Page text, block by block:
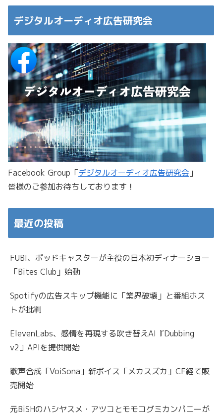
デジタルオーディオ広告研究会
Facebook Group「デジタルオーディオ広告研究会 」
皆様のご参加お待ちしております！
最近の投稿
FUBI、ポッドキャスターが主役の日本初ディナーショー
「Bites Club」始動
Spotifyの広告スキップ機能に「業界破壊」と番組ホス
トが批判
ElevenLabs、感情を再現する吹き替えAI『Dubbing
v2』APIを提供開始
歌声合成「VoiSona」新ボイス「メカスズカ」CF経て販
売開始
元BiSHのハシヤスメ・アツコとモモコグミカンパニーが